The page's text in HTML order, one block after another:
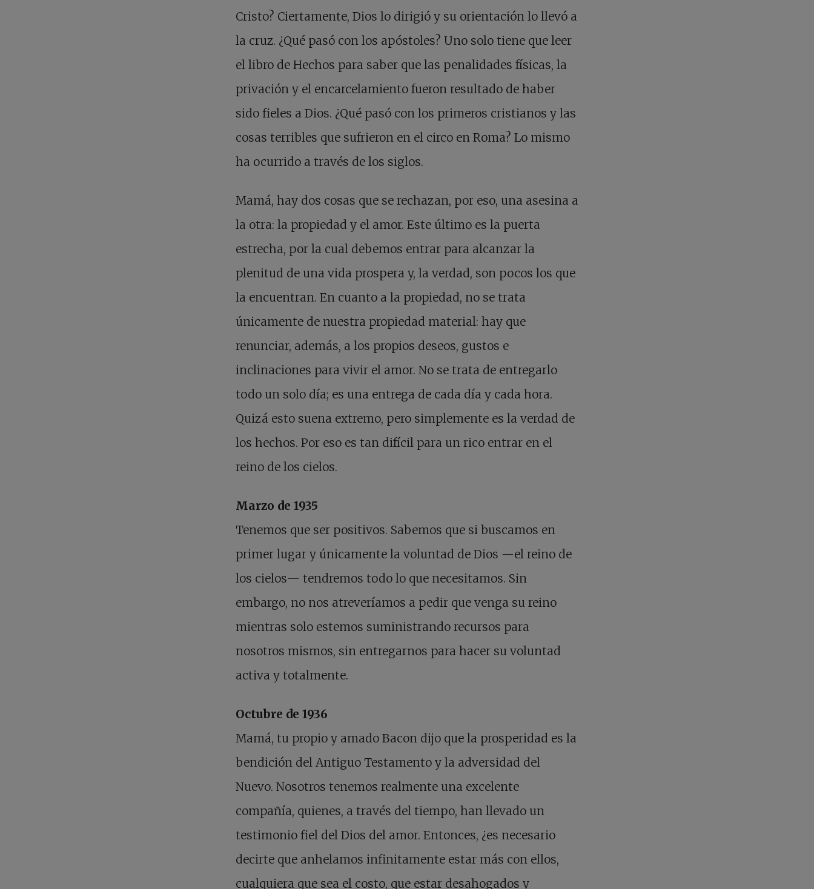
Cristo? Ciertamente, Dios lo dirigió y su orientación lo llevó a
la cruz. ¿Qué pasó con los apóstoles? Uno solo tiene que leer
el libro de Hechos para saber que las penalidades físicas, la
privación y el encarcelamiento fueron resultado de haber
sido fieles a Dios. ¿Qué pasó con los primeros cristianos y las
cosas terribles que sufrieron en el circo en Roma? Lo mismo
ha ocurrido a través de los siglos.
Mamá, hay dos cosas que se rechazan, por eso, una asesina a
la otra: la propiedad y el amor. Este último es la puerta
estrecha, por la cual debemos entrar para alcanzar la
plenitud de una vida prospera y, la verdad, son pocos los que
la encuentran. En cuanto a la propiedad, no se trata
únicamente de nuestra propiedad material: hay que
renunciar, además, a los propios deseos, gustos e
inclinaciones para vivir el amor. No se trata de entregarlo
todo un solo día; es una entrega de cada día y cada hora.
Quizá esto suena extremo, pero simplemente es la verdad de
los hechos. Por eso es tan difícil para un rico entrar en el
reino de los cielos.
Marzo de 1935
Tenemos que ser positivos. Sabemos que si buscamos en
primer lugar y únicamente la voluntad de Dios —el reino de
los cielos— tendremos todo lo que necesitamos. Sin
embargo, no nos atreveríamos a pedir que venga su reino
mientras solo estemos suministrando recursos para
nosotros mismos, sin entregarnos para hacer su voluntad
activa y totalmente.
Octubre de 1936
Mamá, tu propio y amado Bacon dijo que la prosperidad es la
bendición del Antiguo Testamento y la adversidad del
Nuevo. Nosotros tenemos realmente una excelente
compañía, quienes, a través del tiempo, han llevado un
testimonio fiel del Dios del amor. Entonces, ¿es necesario
decirte que anhelamos infinitamente estar más con ellos,
cualquiera que sea el costo, que estar desahogados y